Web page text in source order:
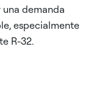
demanda
especialmente
R-32.